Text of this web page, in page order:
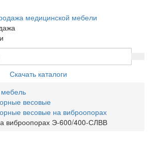
Скачать каталоги
весовые
весовые на виброопорах
виброопорах Э-600/400-СЛВВ